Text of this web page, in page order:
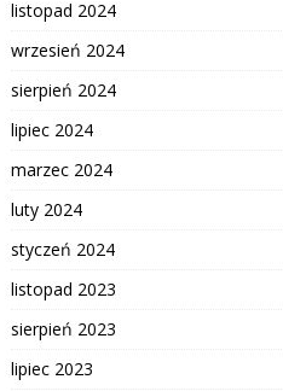
listopad 2024
wrzesień 2024
sierpień 2024
lipiec 2024
marzec 2024
luty 2024
styczeń 2024
listopad 2023
sierpień 2023
lipiec 2023